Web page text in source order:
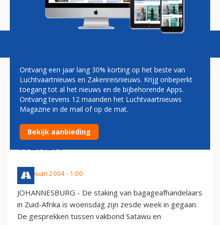
Magazine Podcasts Vacatures
STAKING
BAGAGEAFHANDELAARS
ZUID-AFRIKA DUURT AL ZES
WEKEN
28 januari 2004 - 1:00
JOHANNESBURG - De staking van bagageafhandelaars
in Zuid-Afrika is woensdag zijn zesde week in gegaan.
De gesprekken tussen vakbond Satawu en
Ontvang een jaar lang 30% korting op het beste van
Luchtvaartnieuws en Zakenreisnieuws. Krijg onbeperkt
toegang tot al het nieuws en de bijbehorende Apps.
Ontvang tevens 12 maanden het Luchtvaartnieuws
Magazine in de mail of op de mat.
Bekijk aanbieding